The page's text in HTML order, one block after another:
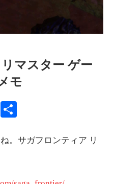
マスター ゲー
モ
Copy
。サガフロンティア リ